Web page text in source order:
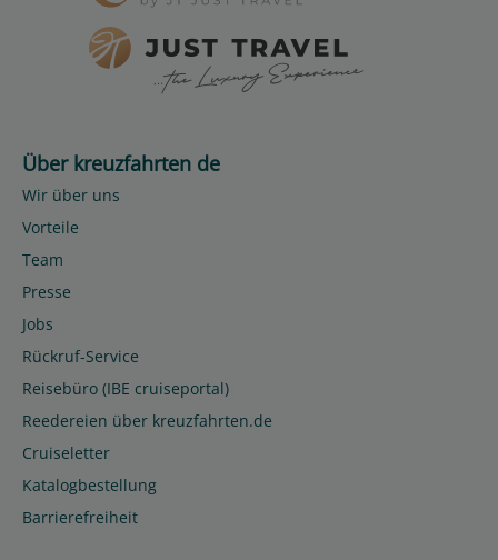
Über kreuzfahrten de
Wir über uns
Vorteile
Team
Presse
Jobs
Rückruf-Service
Reisebüro (IBE cruiseportal)
Reedereien über kreuzfahrten.de
Cruiseletter
Katalogbestellung
Barrierefreiheit